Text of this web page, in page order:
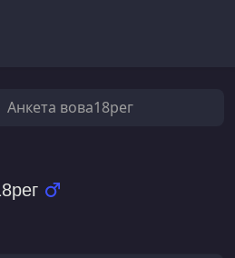
Анкета вова18рег